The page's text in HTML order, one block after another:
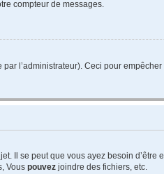
compteur de messages.
l’administrateur). Ceci pour
Il se peut que vous ayez besoin
Vous pouvez joindre des fichiers, etc.